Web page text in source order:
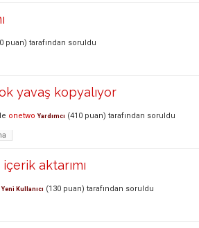
puan) tarafından soruldu
yavaş kopyalıyor
onetwo Yardımcı (410 puan) tarafından soruldu
aktarımı
Yeni Kullanıcı (130 puan) tarafından soruldu